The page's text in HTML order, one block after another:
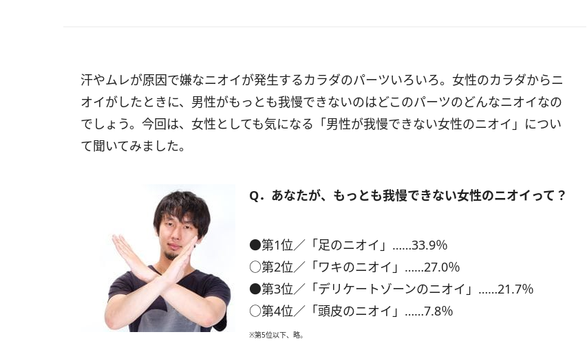
汗やムレが原因で嫌なニオイが発生するカラダのパーツいろいろ。女性のカラダからニ
オイがしたときに、男性がもっとも我慢できないのはどこのパーツのどんなニオイなの
でしょう。今回は、女性としても気になる「男性が我慢できない女性のニオイ」につい
て聞いてみました。
Q．あなたが、もっとも我慢できない女性のニオイって？
●第1位／「足のニオイ」……33.9％
○第2位／「ワキのニオイ」……27.0％
●第3位／「デリケートゾーンのニオイ」……21.7％
○第4位／「頭皮のニオイ」……7.8％
※第5位以下、略。